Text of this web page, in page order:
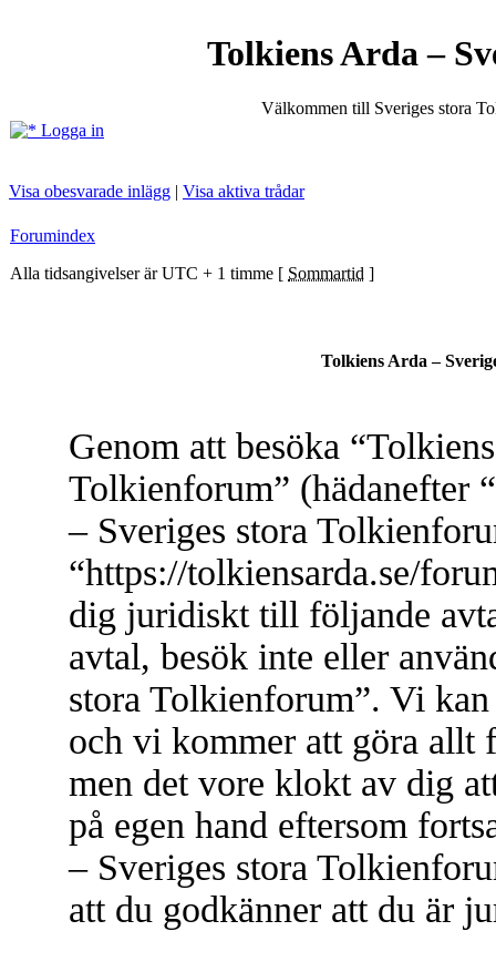
Tolkiens Arda –
Välkommen till Sveriges stora
Logga in
Visa obesvarade inlägg | Visa aktiva trådar
Forumindex
Alla tidsangivelser är UTC + 1 timme [ Sommartid ]
Tolkiens Arda –
Genom att besöka
Tolkienforum” (hädanefter
– Sveriges stora
“https://tolkiensarda.se/
dig juridiskt till följande
avtal, besök inte eller
stora Tolkienforum”. Vi
och vi kommer att göra allt
men det vore klokt av dig
på egen hand eftersom
– Sveriges stora
att du godkänner att du är